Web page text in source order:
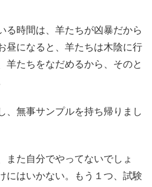
る時間は、羊たちが凶暴だから
昼になると、羊たちは木陰に行
羊たちをなだめるから、そのと
、無事サンプルを持ち帰りまし
また自分でやってないでしょ
はいかない。もう１つ、試験